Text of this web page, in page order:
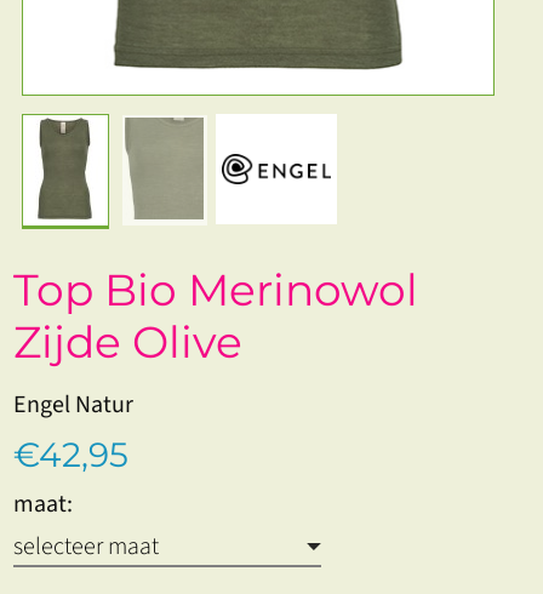
Top Bio Merinowol
Zijde Olive
Engel Natur
€42,95
maat: